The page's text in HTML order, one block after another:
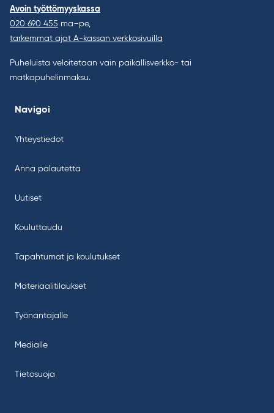
Avoin työttömyyskassa
020 690 455 ma–pe,
tarkemmat ajat A-kassan verkkosivuilla
Puheluista veloitetaan vain paikallisverkko- tai
matkapuhelinmaksu.
Navigoi
Yhteystiedot
Anna palautetta
Uutiset
Kouluttaudu
Tapahtumat ja koulutukset
Materiaalitilaukset
Työnantajalle
Medialle
Tietosuoja